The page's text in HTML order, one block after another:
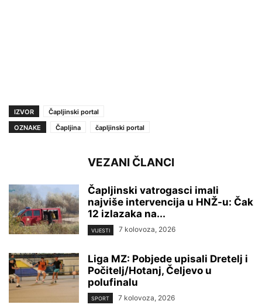
IZVOR
Čapljinski portal
OZNAKE
Čapljina čapljinski portal
VEZANI ČLANCI
Čapljinski vatrogasci imali
najviše intervencija u HNŽ-u: Čak
12 izlazaka na...
VIJESTI 7 kolovoza, 2026
Liga MZ: Pobjede upisali Dretelj i
Počitelj/Hotanj, Čeljevo u
polufinalu
SPORT 7 kolovoza, 2026